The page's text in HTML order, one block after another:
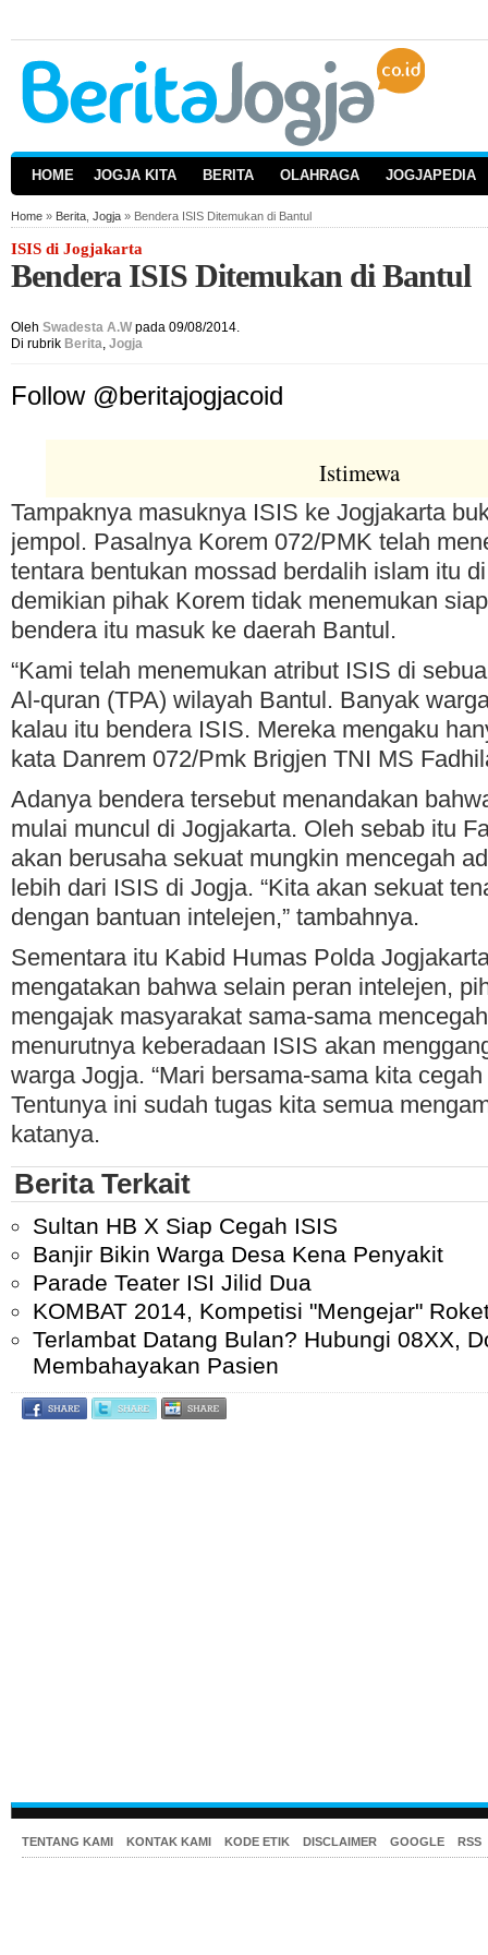
HOME JOGJA KITA BERITA OLAHRAGA JOGJAPEDIA
Home » Berita Jogja » Bendera ISIS Ditemukan di Bantul
ISIS di Jogjakarta
Bendera ISIS Ditemukan di Bantul
Oleh Swadesta A.W pada 09/08/2014.
Di rubrik Berita, Jogja
Follow @beritajogjacoid
Istimewa
Tampaknya masuknya ISIS ke Jogjakarta
jempol. Pasalnya Korem 072/PMK telah
tentara bentukan mossad berdalih islam itu
demikian pihak Korem tidak menemukan
bendera itu masuk ke daerah Bantul.
“Kami telah menemukan atribut ISIS di
Al-quran (TPA) wilayah Bantul. Banyak
kalau itu bendera ISIS. Mereka mengaku
kata Danrem 072/Pmk Brigjen TNI MS
Adanya bendera tersebut menandakan
mulai muncul di Jogjakarta. Oleh sebab itu
akan berusaha sekuat mungkin mencegah
lebih dari ISIS di Jogja. “Kita akan sekuat
dengan bantuan intelejen,” tambahnya.
Sementara itu Kabid Humas Polda
mengatakan bahwa selain peran intelejen,
mengajak masyarakat sama-sama
menurutnya keberadaan ISIS akan
warga Jogja. “Mari bersama-sama kita
Tentunya ini sudah tugas kita semua
katanya.
Berita Terkait
Sultan HB X Siap Cegah ISIS
Banjir Bikin Warga Desa Kena Penyakit
Parade Teater ISI Jilid Dua
KOMBAT 2014, Kompetisi "Mengejar"
Terlambat Datang Bulan? Hubungi 08XX,
Membahayakan Pasien
TENTANG KAMI KONTAK KAMI KODE ETIK DISCLAIMER GOOGLE RSS